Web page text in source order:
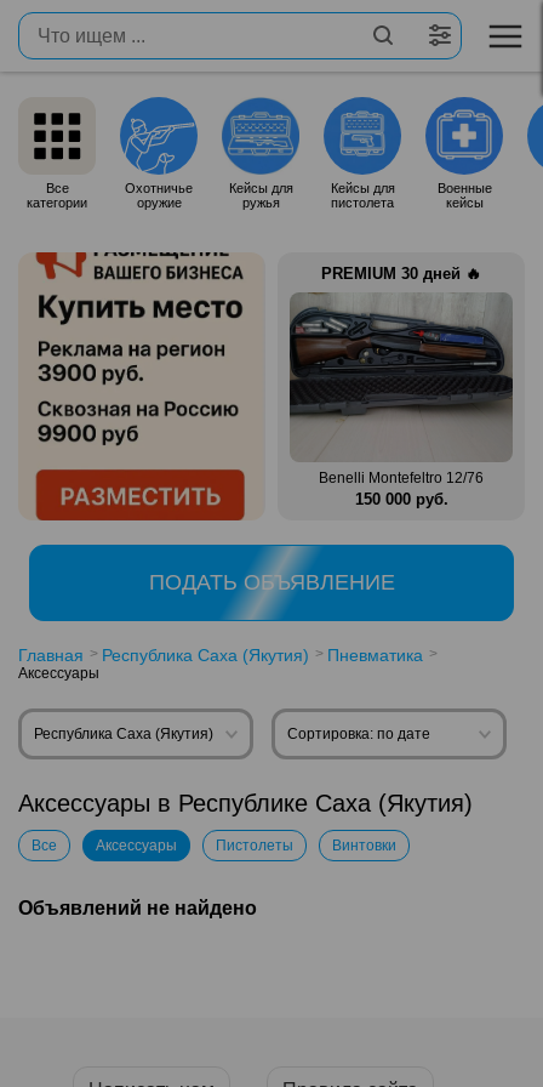
Все
категории
Охотничье
оружие
Кейсы для
ружья
Кейсы для
пистолета
Военные
кейсы
PREMIUM 30 дней 🔥
76 Zauer 303. 300 Win Mag
380 000 руб.
Benelli Montefeltro 12/76
150 000 руб.
ПОДАТЬ ОБЪЯВЛЕНИЕ
Главная Республика Саха (Якутия) Пневматика
Аксессуары
Республика Саха (Якутия) Сортировка: по дате
Аксессуары в Республике Саха (Якутия)
Все Аксессуары Пистолеты Винтовки
Объявлений не найдено